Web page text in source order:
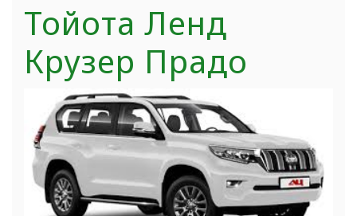
Тойота Ленд
Крузер Прадо